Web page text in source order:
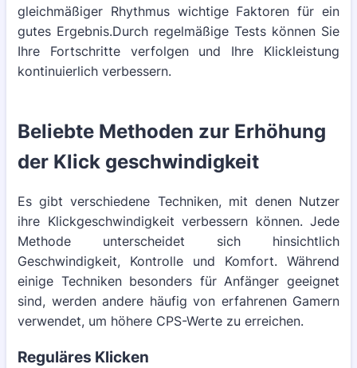
gleichmäßiger Rhythmus wichtige Faktoren für ein
gutes Ergebnis.Durch regelmäßige Tests können Sie
Ihre Fortschritte verfolgen und Ihre Klickleistung
kontinuierlich verbessern.
Beliebte Methoden zur Erhöhung
der Klick geschwindigkeit
Es gibt verschiedene Techniken, mit denen Nutzer
ihre Klickgeschwindigkeit verbessern können. Jede
Methode unterscheidet sich hinsichtlich
Geschwindigkeit, Kontrolle und Komfort. Während
einige Techniken besonders für Anfänger geeignet
sind, werden andere häufig von erfahrenen Gamern
verwendet, um höhere CPS-Werte zu erreichen.
Reguläres Klicken